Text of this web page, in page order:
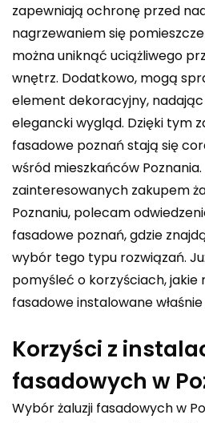
zapewniają ochronę przed
nagrzewaniem się
można uniknąć uciążliwego
wnętrz. Dodatkowo, mogą
element dekoracyjny,
elegancki wygląd. Dzięki tym
fasadowe poznań stają się
wśród mieszkańców
zainteresowanych zakupem
Poznaniu, polecam
fasadowe poznań, gdzie
wybór tego typu rozwiązań.
pomyśleć o korzyściach, jakie
fasadowe instalowane właśnie
Korzyści z
fasadowych w
Wybór żaluzji fasadowych w